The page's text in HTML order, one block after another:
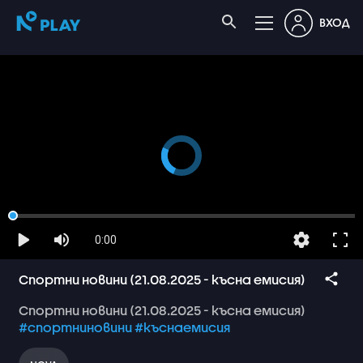
ВХОД
0:00
Спортни новини (21.08.2025 - късна емисия)
Спортни новини (21.08.2025 - късна емисия)
#спортниновини#къснаемисия